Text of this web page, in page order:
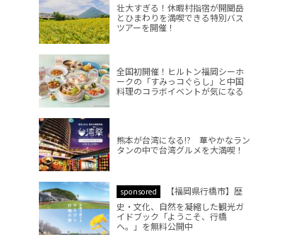
壮大すぎる！休暇村指宿が開聞岳
とひまわりを満喫できる特別バス
ツアーを開催！
全国初開催！ヒルトン福岡シーホ
ークの「すみっコぐらし」と中国
料理のコラボイベントが気になる
熊本が台湾になる!? 華やかなラン
タンの中で台湾グルメを大満喫！
sponsored
【福岡県行橋市】歴
史・文化、自然を凝縮した観光ガ
イドブック「ようこそ、行橋
へ。」を無料公開中